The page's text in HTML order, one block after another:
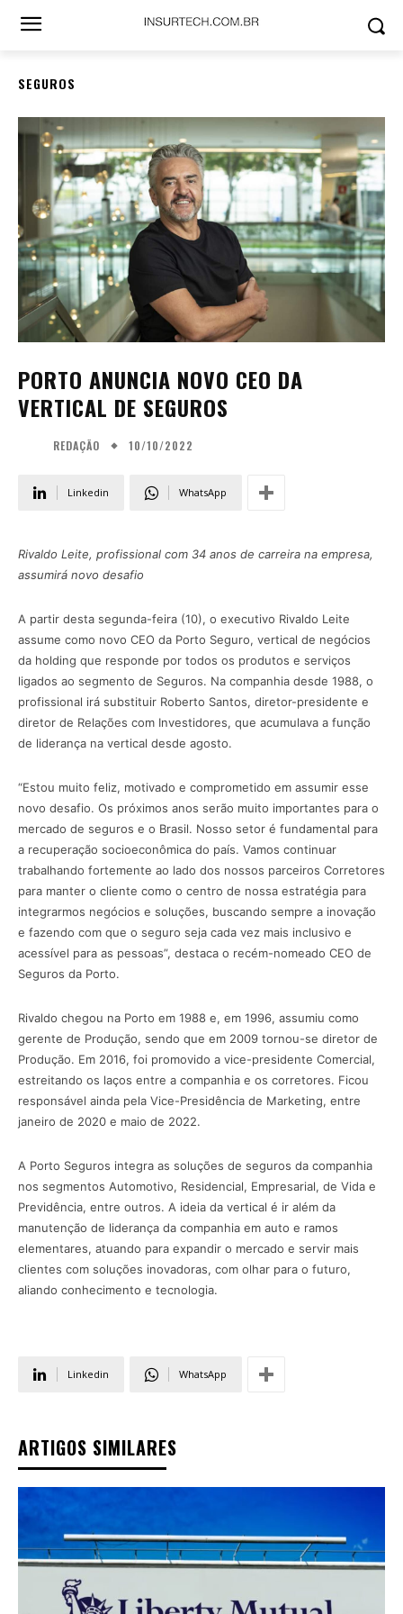
SEGUROS
PORTO ANUNCIA NOVO CEO DA
VERTICAL DE SEGUROS
REDAÇÃO 10/10/2022
Linkedin WhatsApp
Rivaldo Leite, profissional com 34 anos de carreira na empresa,
assumirá novo desafio
A partir desta segunda-feira (10), o executivo Rivaldo Leite
assume como novo CEO da Porto Seguro, vertical de negócios
da holding que responde por todos os produtos e serviços
ligados ao segmento de Seguros. Na companhia desde 1988, o
profissional irá substituir Roberto Santos, diretor-presidente e
diretor de Relações com Investidores, que acumulava a função
de liderança na vertical desde agosto.
“Estou muito feliz, motivado e comprometido em assumir esse
novo desafio. Os próximos anos serão muito importantes para o
mercado de seguros e o Brasil. Nosso setor é fundamental para
a recuperação socioeconômica do país. Vamos continuar
trabalhando fortemente ao lado dos nossos parceiros Corretores
para manter o cliente como o centro de nossa estratégia para
integrarmos negócios e soluções, buscando sempre a inovação
e fazendo com que o seguro seja cada vez mais inclusivo e
acessível para as pessoas”, destaca o recém-nomeado CEO de
Seguros da Porto.
Rivaldo chegou na Porto em 1988 e, em 1996, assumiu como
gerente de Produção, sendo que em 2009 tornou-se diretor de
Produção. Em 2016, foi promovido a vice-presidente Comercial,
estreitando os laços entre a companhia e os corretores. Ficou
responsável ainda pela Vice-Presidência de Marketing, entre
janeiro de 2020 e maio de 2022.
A Porto Seguros integra as soluções de seguros da companhia
nos segmentos Automotivo, Residencial, Empresarial, de Vida e
Previdência, entre outros. A ideia da vertical é ir além da
manutenção de liderança da companhia em auto e ramos
elementares, atuando para expandir o mercado e servir mais
clientes com soluções inovadoras, com olhar para o futuro,
aliando conhecimento e tecnologia.
Linkedin WhatsApp
ARTIGOS SIMILARES